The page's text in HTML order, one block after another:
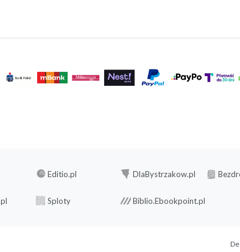
Editio.pl DlaBystrzakow.pl
Sploty Biblio.Ebookpoint.pl